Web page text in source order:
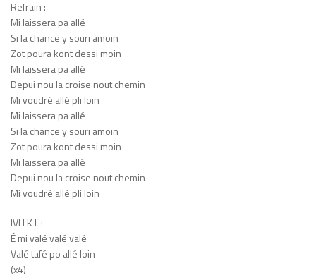
Refrain :
Mi laissera pa allé
Si la chance y souri amoin
Zot poura kont dessi moin
Mi laissera pa allé
Depui nou la croise nout chemin
Mi voudré allé pli loin
Mi laissera pa allé
Si la chance y souri amoin
Zot poura kont dessi moin
Mi laissera pa allé
Depui nou la croise nout chemin
Mi voudré allé pli loin
IVI I K L :
É mi valé valé valé
Valé tafé po allé loin
(x4)